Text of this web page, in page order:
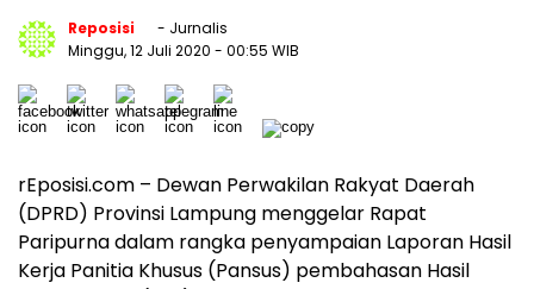
Reposisi
- Jurnalis
Minggu, 12 Juli 2020 - 00:55 WIB
rEposisi.com – Dewan Perwakilan Rakyat Daerah
(DPRD) Provinsi Lampung menggelar Rapat
Paripurna dalam rangka penyampaian Laporan Hasil
Kerja Panitia Khusus (Pansus) pembahasan Hasil